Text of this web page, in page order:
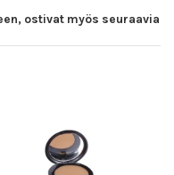
ostivat myös seuraavia